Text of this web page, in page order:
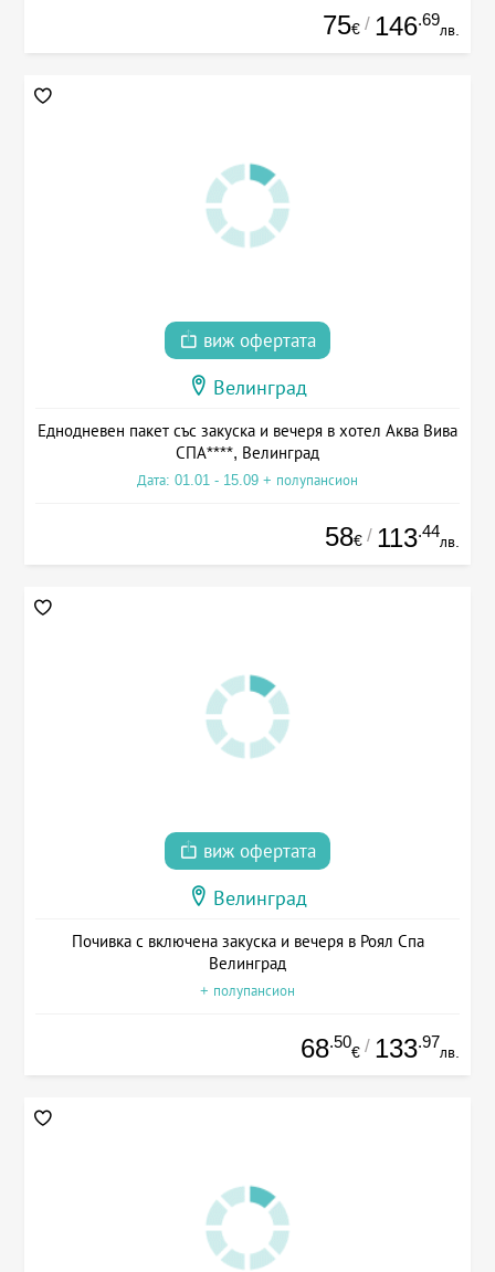
75€ / 146.69
лв.
виж офертата
Велинград
Еднодневен пакет със закуска и вечеря в хотел Аква Вива
СПА****, Велинград
Дата: 01.01 - 15.09 + полупансион
58€ / 113.44
лв.
виж офертата
Велинград
Почивка с включена закуска и вечеря в Роял Спа
Велинград
+ полупансион
68.50
€ / 133.97
лв.